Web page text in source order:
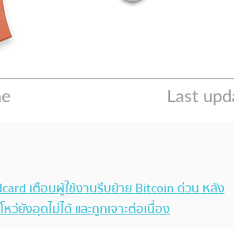
เตือนผู้ใช้งานรีบย้าย Bitcoin ด่วน หลัง
ว่ยังอุดไม่ได้ และถูกเจาะต่อเนื่อง